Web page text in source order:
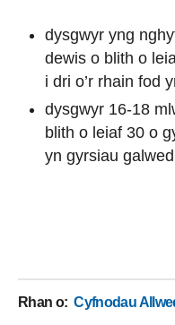
dysgwyr yng
dewis o blith o
i dri o’r rhain fod
dysgwyr 16-18
blith o leiaf 30 o
yn gyrsiau
Rhan o:Cyfnodau